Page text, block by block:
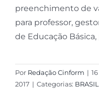
preenchimento de
para professor,
de Educação Básica,
Por Redação Cinform |
2017 | Categorias: BRASIL